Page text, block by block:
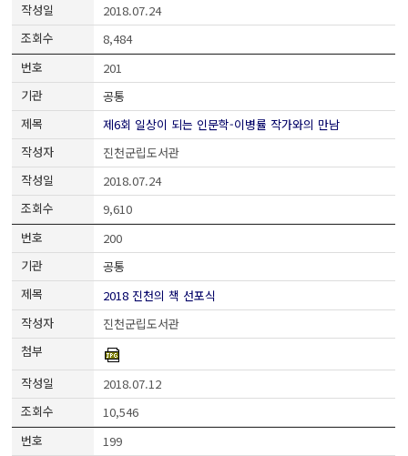
2018.07.24
8,484
201
공통
제6회 일상이 되는 인문학-이병률 작가와의 만남
진천군립도서관
2018.07.24
9,610
200
공통
2018 진천의 책 선포식
진천군립도서관
2018.07.12
10,546
199